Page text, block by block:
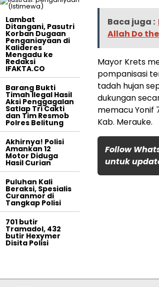
Baca juga :
Allah Do
Mayor Krets
pompanisasi
tadah hujan
dukungan
memacu Yonif
Kab. Merauke.
Follow
untuk
Lambat
Ditangani, Pasutri
Korban Dugaan
Penganiayaan di
Kalideres
Mengadu ke
Redaksi
IFAKTA.CO
Barang Bukti
Timah Ilegal Hasil
Aksi Penggagalan
Satlap Tri Cakti
dan Tim Resmob
Polres Belitung
Akhirnya! Polisi
Amankan 12
Motor Diduga
Hasil Curian
Puluhan Kali
Beraksi, Spesialis
Curanmor di
Tangkap Polisi
701 butir
Tramadol, 432
butir Hexymer
Disita Polisi